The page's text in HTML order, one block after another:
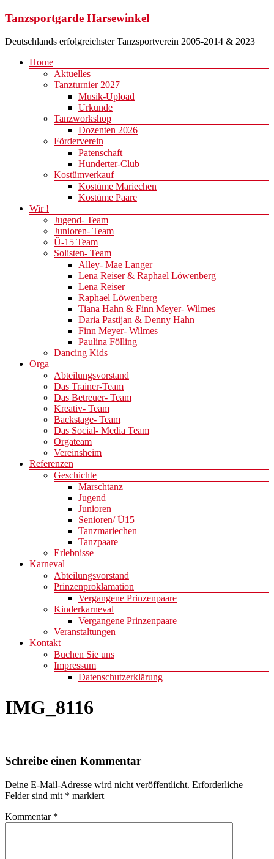
Zum
springen
Tanzsportgarde Harsewinkel
Deutschlands erfolgreichster Tanzsportverein 2005-2014 & 2023
Menü
Home
Aktuelles
Tanzturnier 2027
Musik-Upload
Urkunde
Tanzworkshop
Dozenten 2026
Förderverein
Patenschaft
Hunderter-Club
Kostümverkauf
Kostüme Mariechen
Kostüme Paare
Wir !
Jugend- Team
Junioren- Team
Ü-15 Team
Solisten- Team
Alley- Mae Langer
Lena Reiser & Raphael Löwenberg
Lena Reiser
Raphael Löwenberg
Tiana Hahn & Finn Meyer- Wilmes
Daria Pastijan & Denny Hahn
Finn Meyer- Wilmes
Paulina Fölling
Dancing Kids
Orga
Abteilungsvorstand
Das Trainer-Team
Das Betreuer- Team
Kreativ- Team
Backstage- Team
Das Social- Media Team
Orgateam
Vereinsheim
Referenzen
Geschichte
Marschtanz
Jugend
Junioren
Senioren/ Ü15
Tanzmariechen
Tanzpaare
Erlebnisse
Karneval
Abteilungsvorstand
Prinzenproklamation
Vergangene Prinzenpaare
Kinderkarneval
Vergangene Prinzenpaare
Veranstaltungen
Kontakt
Buchen Sie uns
Impressum
Datenschutzerklärung
IMG_8116
Schreibe einen Kommentar
Deine E-Mail-Adresse wird nicht veröffentlicht. Erforderliche
Felder sind mit * markiert
Kommentar *